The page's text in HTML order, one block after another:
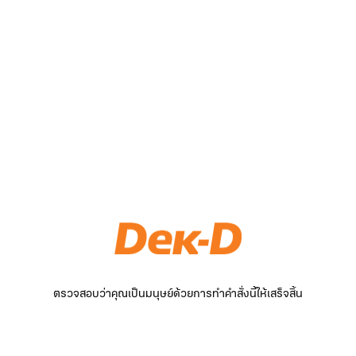
ตรวจสอบว่าคุณเป็นมนุษย์ด้วยการทำคำสั่งนี้ให้เสร็จสิ้น